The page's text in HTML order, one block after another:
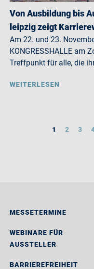
Von Ausbildung bis
leipzig zeigt
Am 22. und 23.
KONGRESSHALLE am
Treffpunkt für alle, die
WEITERLESEN
1 2 3
MESSETERMINE
WEBINARE FÜR
AUSSTELLER
BARRIEREFREIHEIT